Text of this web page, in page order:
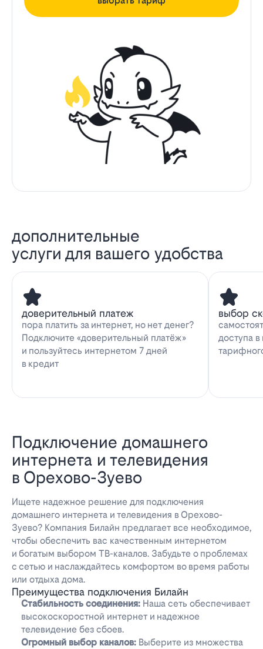
дополнительные
услуги для вашего удобства
доверительный платеж
пора платить за интернет, но нет денег?
Подключите «доверительный платёж»
и пользуйтесь интернетом 7 дней
в кредит
выбор
доступа
Подключение домашнего
интернета и телевидения
в Орехово-Зуево
Ищете надежное решение для подключения
домашнего интернета и телевидения в Орехово-
Зуево? Компания Билайн предлагает все необходимое,
чтобы обеспечить вас качественным интернетом
и богатым выбором ТВ-каналов. Забудьте о проблемах
с сетью и наслаждайтесь комфортом во время работы
или отдыха дома.
Преимущества подключения Билайн
Стабильность соединения: Наша сеть обеспечивает
высокоскоростной интернет и надежное
телевидение без сбоев.
Огромный выбор каналов: Выберите из множества